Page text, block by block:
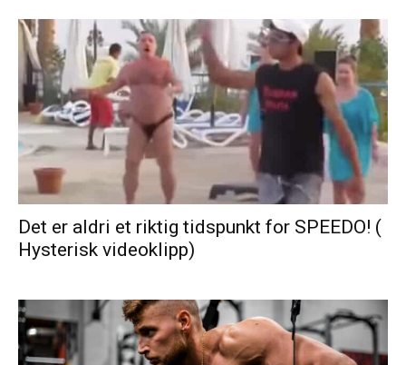
Det er aldri et riktig tidspunkt for SPEEDO! (
Hysterisk videoklipp)